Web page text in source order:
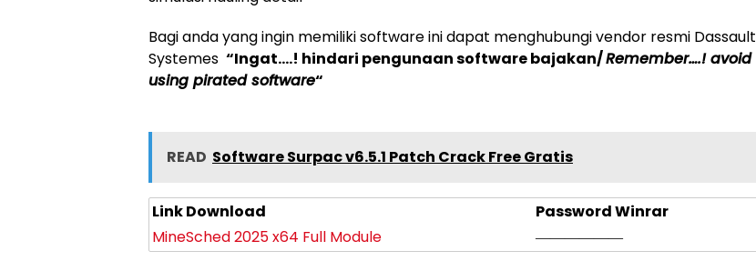
Bagi anda yang ingin memiliki software inidapat menghubungi vendor resmi Dassault
Systemes “Ingat….! hindari pengunaan software bajakan/Remember….! avoid
using pirated software“
READ Software Surpac v6.5.1 Patch Crack Free Gratis
Link Download
Password Winrar
MineSched 2025 x64 Full Module
——————